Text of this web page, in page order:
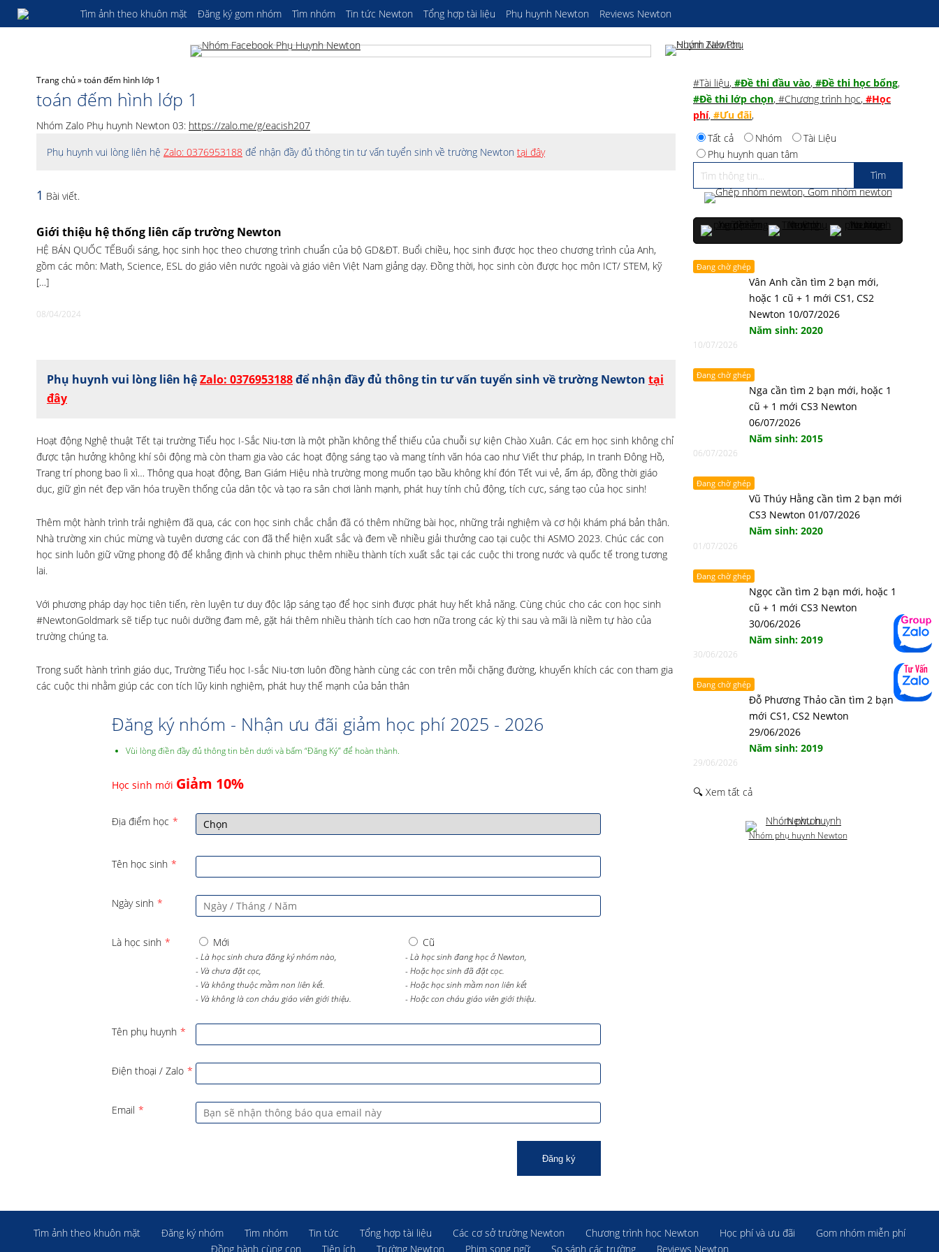
Tìm ảnh theo khuôn mặt Đăng ký gom nhóm Tìm nhóm Tin tức Newton Tổng hợp tài liệu Phụ huynh Newton Reviews Newton
Trang chủ»toán đếm hình lớp 1
toán đếm hình lớp 1
Nhóm Zalo Phụ huynh Newton 03: https://zalo.me/g/eacish207
Phụ huynh vui lòng liên hệ Zalo: 0376953188 để nhận đầy đủ thông tin tư vấn tuyển sinh về trường Newton tại đây
1 Bài viết.
Giới thiệu hệ thống liên cấp trường Newton
HỆ BÁN QUỐC TẾBuổi sáng, học sinh học theo chương trình chuẩn của bộ GD&ĐT. Buổi chiều, học sinh được học theo chương trình của Anh,
gồm các môn: Math, Science, ESL do giáo viên nước ngoài và giáo viên Việt Nam giảng dạy. Đồng thời, học sinh còn được học môn ICT/ STEM, kỹ
[…]
08/04/2024
Phụ huynh vui lòng liên hệZalo: 0376953188để nhận đầy đủ thông tin tư vấn tuyển sinh về trường Newton tại
đây
Hoạt động Nghệ thuật Tết tại trường Tiểu học I-Sắc Niu-tơn là một phần không thể thiếu của chuỗi sự kiện Chào Xuân. Các em học sinh không chỉ
được tận hưởng không khí sôi động mà còn tham gia vào các hoạt động sáng tạo và mang tính văn hóa cao như Viết thư pháp, In tranh Đông Hồ,
Trang trí phong bao lì xì… Thông qua hoạt động, Ban Giám Hiệu nhà trường mong muốn tạo bầu không khí đón Tết vui vẻ, ấm áp, đồng thời giáo
dục, giữ gìn nét đẹp văn hóa truyền thống của dân tộc và tạo ra sân chơi lành mạnh, phát huy tính chủ động, tích cực, sáng tạo của học sinh!
Thêm một hành trình trải nghiệm đã qua, các con học sinh chắc chắn đã có thêm những bài học, những trải nghiệm và cơ hội khám phá bản thân.
Nhà trường xin chúc mừng và tuyên dương các con đã thể hiện xuất sắc và đem về nhiều giải thưởng cao tại cuộc thi ASMO 2023. Chúc các con
học sinh luôn giữ vững phong độ để khẳng định và chinh phục thêm nhiều thành tích xuất sắc tại các cuộc thi trong nước và quốc tế trong tương
lai.
Với phương pháp dạy học tiên tiến, rèn luyện tư duy độc lập sáng tạo để học sinh được phát huy hết khả năng. Cùng chúc cho các con học sinh
#NewtonGoldmark sẽ tiếp tục nuôi dưỡng đam mê, gặt hái thêm nhiều thành tích cao hơn nữa trong các kỳ thi sau và mãi là niềm tự hào của
trường chúng ta.
Trong suốt hành trình giáo dục, Trường Tiểu học I-sắc Niu-tơn luôn đồng hành cùng các con trên mỗi chặng đường, khuyến khích các con tham gia
các cuộc thi nhằm giúp các con tích lũy kinh nghiệm, phát huy thế mạnh của bản thân
Đăng ký nhóm - Nhận ưu đãi giảm học phí 2025 - 2026
Vùi lòng điền đầy đủ thông tin bên dưới và bấm “Đăng Ký” để hoàn thành.
Học sinh mới Giảm 10%
Địa điểm học *
Tên học sinh *
Ngày sinh *
Là học sinh * Mới
- Là học sinh chưa đăng ký nhóm nào,
- Và chưa đặt cọc,
- Và không thuộc mầm non liên kết.
- Và không là con cháu giáo viên giới thiệu.
Cũ
- Là học sinh đang học ở Newton,
- Hoặc học sinh đã đặt cọc.
- Hoặc học sinh mầm non liên kết
- Hoặc con cháu giáo viên giới thiệu.
Tên phụ huynh *
Điện thoại / Zalo *
Email *
Đăng ký
#Tài liệu, #Đề thi đầu vào, #Đề thi học bổng,
#Đề thi lớp chọn, #Chương trình học, #Học
phí, #Ưu đãi,
Tất cả
Nhóm
Tài Liệu
Phụ huynh quan tâm
Đang chờ ghép
Vân Anh cần tìm 2 bạn mới,
hoặc 1 cũ + 1 mới CS1, CS2
Newton 10/07/2026
Năm sinh: 2020
10/07/2026
Đang chờ ghép
Nga cần tìm 2 bạn mới, hoặc 1
cũ + 1 mới CS3 Newton
06/07/2026
Năm sinh: 2015
06/07/2026
Đang chờ ghép
Vũ Thúy Hằng cần tìm 2 bạn mới
CS3 Newton 01/07/2026
Năm sinh: 2020
01/07/2026
Đang chờ ghép
Ngọc cần tìm 2 bạn mới, hoặc 1
cũ + 1 mới CS3 Newton
30/06/2026
Năm sinh: 2019
30/06/2026
Đang chờ ghép
Đỗ Phương Thảo cần tìm 2 bạn
mới CS1, CS2 Newton
29/06/2026
Năm sinh: 2019
29/06/2026
🔍 Xem tất cả
Nhóm phụ huynh Newton
Tìm ảnh theo khuôn mặt Đăng ký nhóm Tìm nhóm Tin tức Tổng hợp tài liệu Các cơ sở trường Newton Chương trình học Newton Học phí và ưu đãi
Gom nhóm miễn phí
Đồng hành cùng con
Tiện ích Trường Newton Phim song ngữ So sánh các trường Reviews Newton